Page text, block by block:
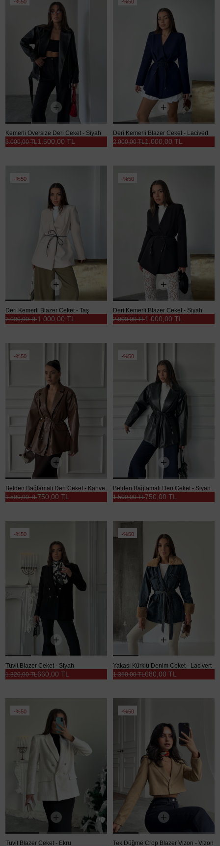
%50
Kemerli Oversize Deri Ceket - Siyah
1.500,00 TL
3.000,00 TL
%50
Deri Kemerli Blazer Ceket - Lacivert
1.000,00 TL
2.000,00 TL
%50
Deri Kemerli Blazer Ceket - Taş
1.000,00 TL
2.000,00 TL
%50
Deri Kemerli Blazer Ceket - Siyah
1.000,00 TL
2.000,00 TL
%50
Belden Bağlamalı Deri Ceket - Kahve
750,00 TL
1.500,00 TL
%50
Belden Bağlamalı Deri Ceket - Siyah
750,00 TL
1.500,00 TL
%50
Tüvit Blazer Ceket - Siyah
660,00 TL
1.320,00 TL
%50
Yakası Kürklü Denim Ceket - Lacivert
680,00 TL
1.360,00 TL
%50
Tüvit Blazer Ceket - Ekru
%50
Tek Düğme Crop Blazer Vizon - Vizon